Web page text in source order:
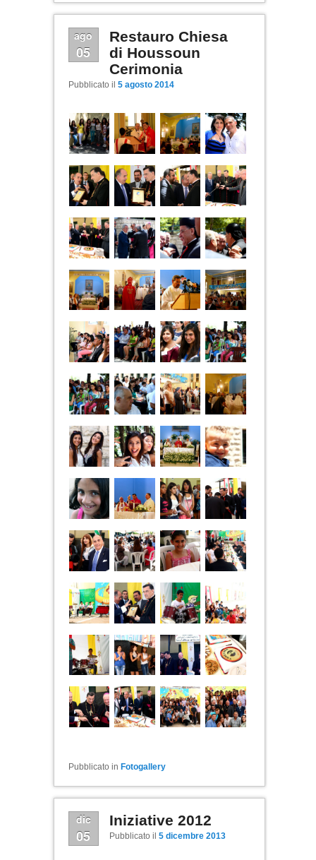
ago
05
Restauro Chiesa
di Houssoun
Cerimonia
Pubblicato il 5 agosto 2014
Pubblicato in Fotogallery
dic
05
Iniziative 2012
Pubblicato il 5 dicembre 2013